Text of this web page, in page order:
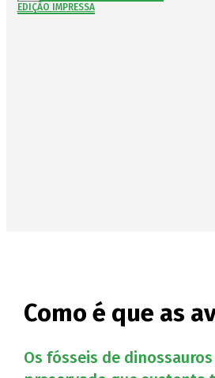
EDIÇÃO IMPRESSA
Como é que as
Os fósseis de